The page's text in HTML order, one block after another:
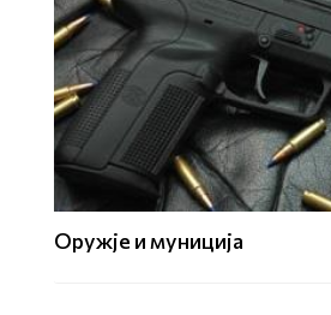
Оружје и муниција